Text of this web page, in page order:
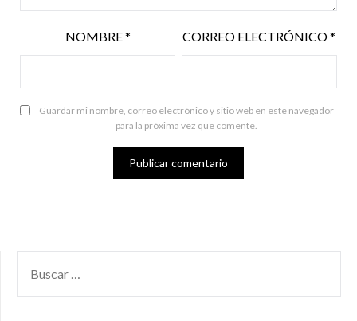
NOMBRE* CORREO ELECTRÓNICO*
Guardar mi nombre, correo electrónico y sitio web en este navegador
para la próxima vez que comente.
POR: